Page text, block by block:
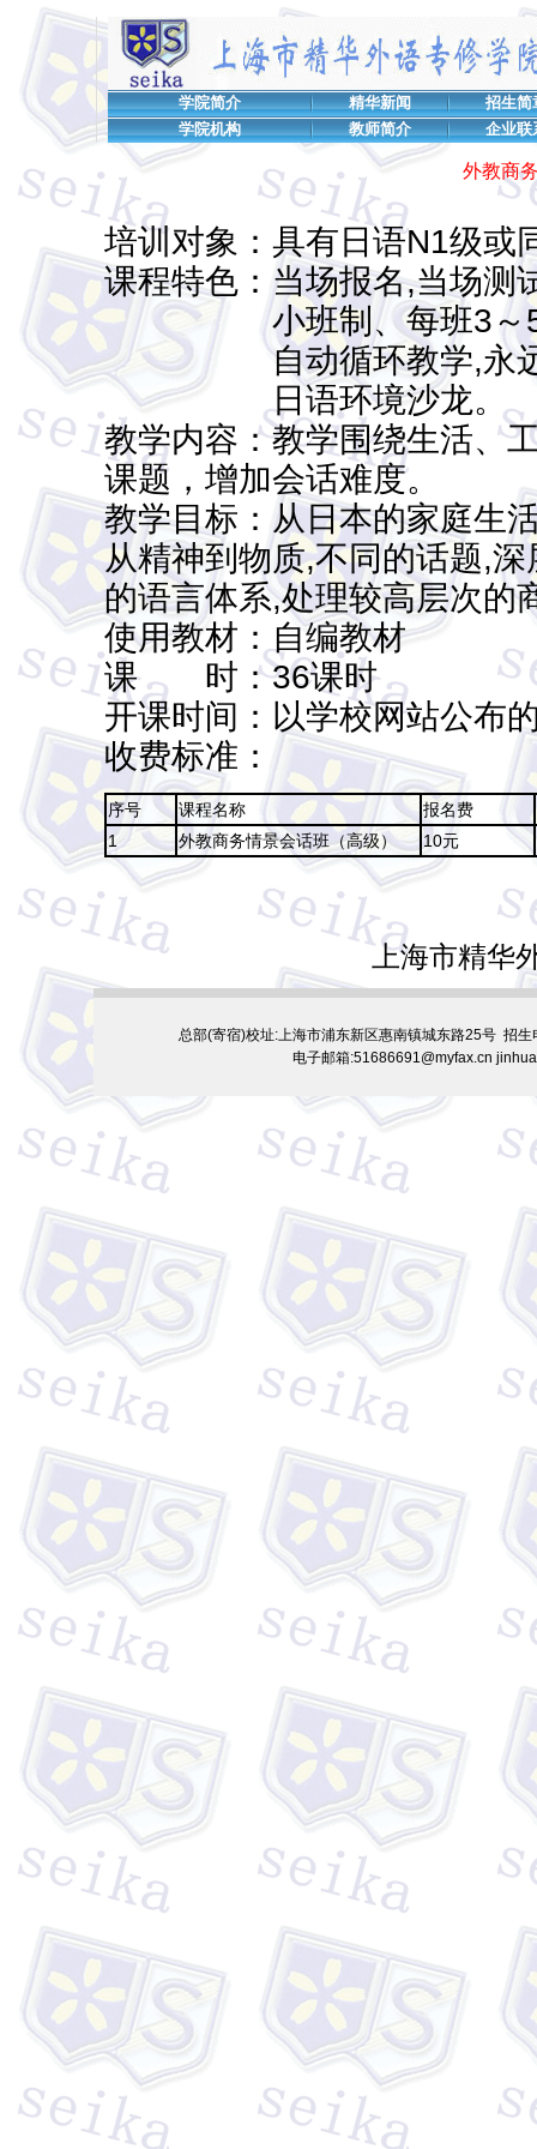
学院简介 精华新闻
招生简
学院机构
教师简介 企业联
外教商
培训对象：具有日语N1级或
课程特色：当场报名,当场测
小班制、每班3～5
自动循环教学,永远
日语环境沙龙。
教学内容：教学围绕生活、
课题，增加会话难度。
教学目标：从日本的家庭生
从精神到物质,不同的话题,
的语言体系,处理较高层次的
使用教材：自编教材
课 时：36课时
开课时间：以学校网站公布
收费标准：
序号 课程名称 报名费
1
外教商务情景会话班（高级） 10元
上海市精华
总部(寄宿)校址:上海市浦东新区惠南镇城东路25号 招
电子邮箱:51686691@myfax.cn